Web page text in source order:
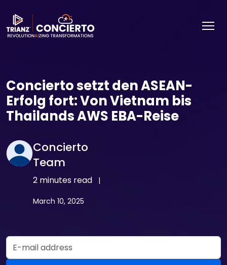
Concierto setzt den ASEAN-
Erfolg fort: Von Vietnam bis
Thailands AWS EBA-Reise
Concierto
Team
2 minutes read |
March 10, 2025
Email Address